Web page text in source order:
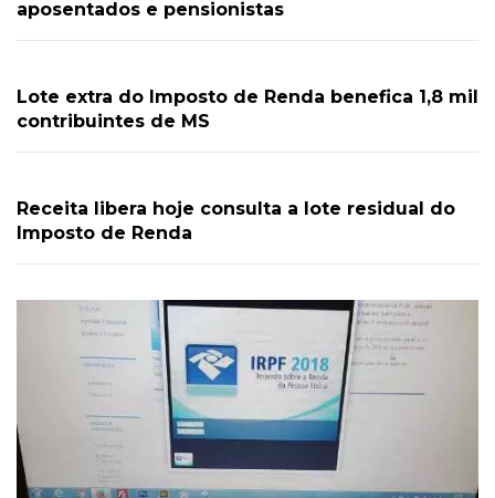
aposentados e pensionistas
Lote extra do Imposto de Renda benefica 1,8 mil
contribuintes de MS
Receita libera hoje consulta a lote residual do
Imposto de Renda